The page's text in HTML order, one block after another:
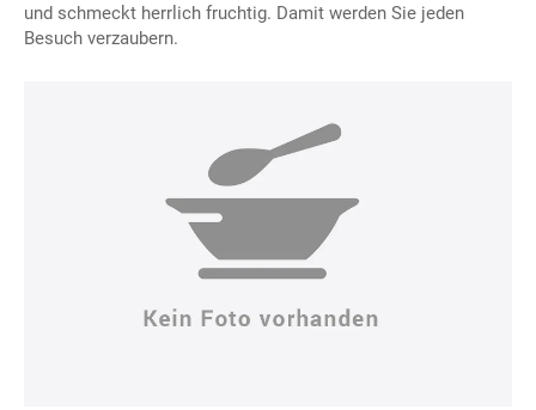
und schmeckt herrlich fruchtig. Damit werden Sie jeden
Besuch verzaubern.